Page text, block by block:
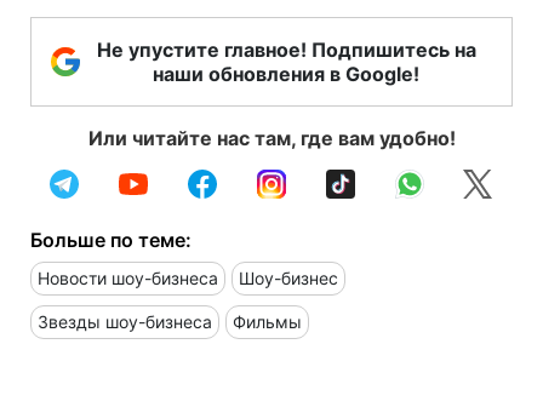
Не упустите главное! Подпишитесь на
наши обновления в Google!
Или читайте нас там, где вам удобно!
Больше по теме:
Новости шоу-бизнеса Шоу-бизнес
Звезды шоу-бизнеса Фильмы